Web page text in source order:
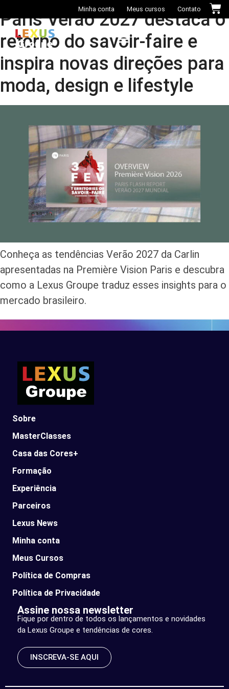
Minha conta Meus cursos Contato
Paris Verão 2027 destaca o
retorno do savoir-faire e
inspira novas direções para
moda, design e lifestyle
Conheça as tendências Verão 2027 da Carlin
apresentadas na Première Vision Paris e descubra
como a Lexus Groupe traduz esses insights para o
mercado brasileiro.
Sobre
MasterClasses
Casa das Cores+
Formação
Experiência
Parceiros
Lexus News​
Minha conta
Meus Cursos
Política de Compras
Política de Privacidade
Assine nossa newsletter
Fique por dentro de todos os lançamentos e novidades
da Lexus Groupe e tendências de cores.
INSCREVA-SE AQUI